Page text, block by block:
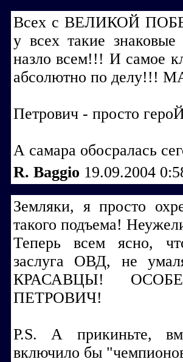
Всех с ВЕЛИКОЙ
у всех такие
назло всем!!! И самое
абсолютно по
Петрович - просто
А самара обосралась
R. Baggio 19.09.2004
Земляки, я просто
такого подъема!
Теперь всем ясно,
заслуга ОВД, не
КРАСАВЦЫ!
ПЕТРОВИЧ!
P.S. А прикиньте,
включило бы